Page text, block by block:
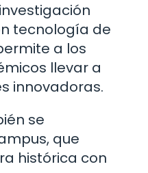
tecnología de
a los
llevar a
innovadoras.
se
que
histórica con